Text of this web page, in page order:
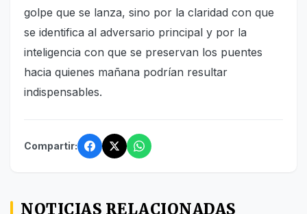
golpe que se lanza, sino por la claridad con que
se identifica al adversario principal y por la
inteligencia con que se preservan los puentes
hacia quienes mañana podrían resultar
indispensables.
Compartir:
NOTICIAS RELACIONADAS